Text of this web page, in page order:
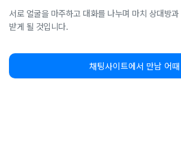
서로 얼굴을 마주하고 대화를 나누며 마치 상대방
받게 될 것입니다.
채팅사이트에서 만남 어때